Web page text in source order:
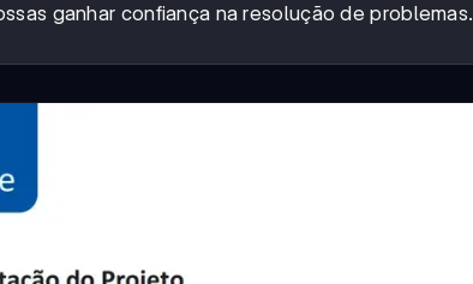
ganhar confiança na resolução de problemas.